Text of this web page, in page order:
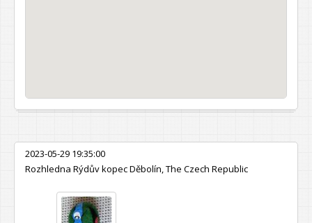
2023-05-29 19:35:00
Rozhledna Rýdův kopec Děbolín, The Czech Republic